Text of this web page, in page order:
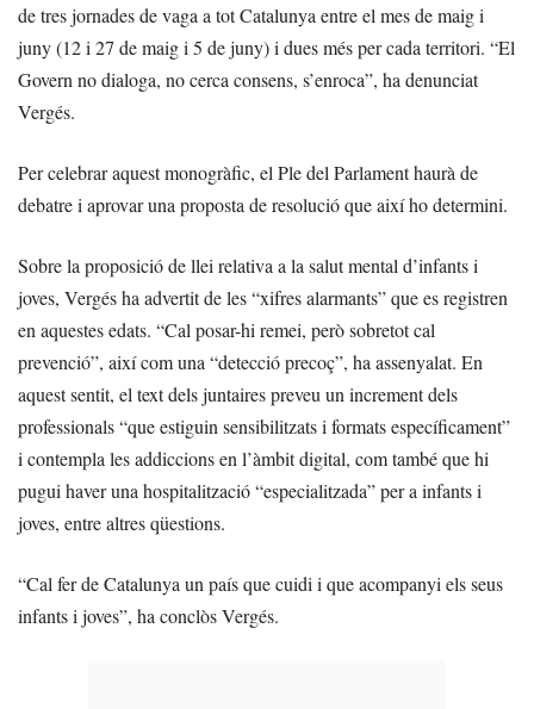
de tres jornades de vaga a tot Catalunya entre el mes de maig i
juny (12 i 27 de maig i 5 de juny) i dues més per cada territori. “El
Govern no dialoga, no cerca consens, s’enroca”, ha denunciat
Vergés.
Per celebrar aquest monogràfic, el Ple del Parlament haurà de
debatre i aprovar una proposta de resolució que així ho determini.
Sobre la proposició de llei relativa a la salut mental d’infants i
joves, Vergés ha advertit de les “xifres alarmants” que es registren
en aquestes edats. “Cal posar-hi remei, però sobretot cal
prevenció”, així com una “detecció precoç”, ha assenyalat. En
aquest sentit, el text dels juntaires preveu un increment dels
professionals “que estiguin sensibilitzats i formats específicament”
i contempla les addiccions en l’àmbit digital, com també que hi
pugui haver una hospitalització “especialitzada” per a infants i
joves, entre altres qüestions.
“Cal fer de Catalunya un país que cuidi i que acompanyi els seus
infants i joves”, ha conclòs Vergés.